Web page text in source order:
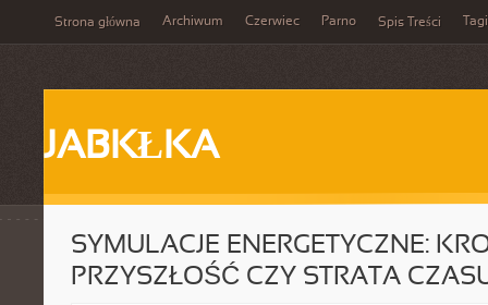
Strona główna Archiwum Czerwiec Parno Spis Treści Tagi
JABKŁKA
SYMULACJE ENERGETYCZNE:
PRZYSZŁOŚĆ CZY STRATA